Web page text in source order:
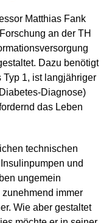
Matthias Fank
an der TH
Dazu benötigt
1, ist langjähriger
Diagnose)
das Leben
technischen
und
ungemein
immer
Wie aber gestaltet